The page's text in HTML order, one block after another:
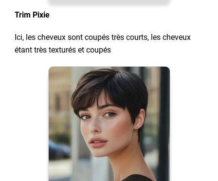
Trim Pixie
Ici, les cheveux sont coupés très courts, les cheveux
étant très texturés et coupés